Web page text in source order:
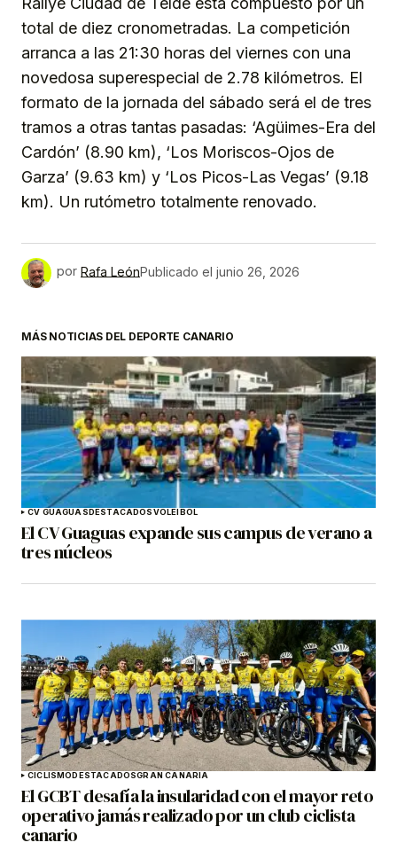
total de diez cronometradas. La competición
arranca a las 21:30 horas del viernes con una
novedosa superespecial de 2.78 kilómetros. El
formato de la jornada del sábado será el de tres
tramos a otras tantas pasadas: ‘Agüimes-Era del
Cardón’ (8.90 km), ‘Los Moriscos-Ojos de
Garza’ (9.63 km) y ‘Los Picos-Las Vegas’ (9.18
km). Un rutómetro totalmente renovado.
por Rafa LeónPublicado el junio 26, 2026
MÁS NOTICIAS DEL DEPORTE CANARIO
CV GUAGUASDESTACADOSVOLEIBOL
El CV Guaguas expande sus campus de verano a
tres núcleos
CICLISMODESTACADOSGRAN CANARIA
El GCBT desafía la insularidad con el mayor reto
operativo jamás realizado por un club ciclista
canario